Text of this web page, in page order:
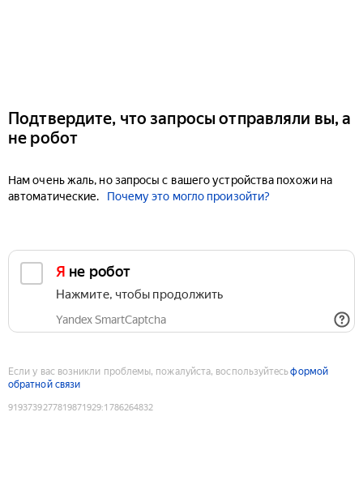
Подтвердите, что запросы отправляли вы, а
не робот
Нам очень жаль, но запросы с вашего устройства похожи на
автоматические.
Почему это могло произойти?
Я не робот
Нажмите, чтобы продолжить
Yandex SmartCaptcha
Если у вас возникли проблемы, пожалуйста, воспользуйтесьформой
обратной связи
9193739277819871929:1786264832